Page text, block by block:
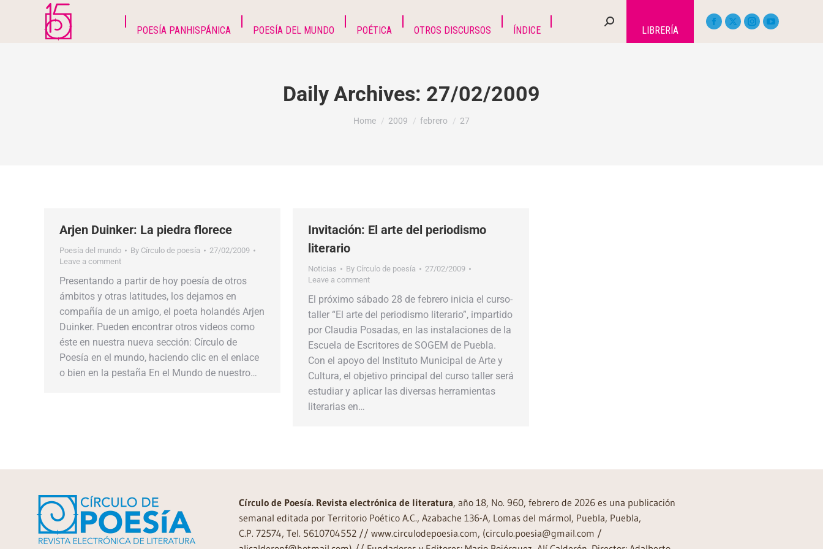
POESÍA PANHISPÁNICA POESÍA DEL MUNDO POÉTICA OTROS DISCURSOS ÍNDICE LIBRERÍA
Daily Archives: 27/02/2009
You are here:
Home 2009 febrero 27
Arjen Duinker: La piedra florece
Poesía del mundo By Círculo de poesía
27/02/2009
Leave a comment
Presentando a partir de hoy poesía de otros
ámbitos y otras latitudes, los dejamos en
compañía de un amigo, el poeta holandés Arjen
Duinker. Pueden encontrar otros videos como
éste en nuestra nueva sección: Círculo de
Poesía en el mundo, haciendo clic en el enlace
o bien en la pestaña En el Mundo de nuestro…
Invitación: El arte del periodismo
literario
Noticias By Círculo de poesía
27/02/2009
Leave a comment
El próximo sábado 28 de febrero inicia el curso-
taller “El arte del periodismo literario”, impartido
por Claudia Posadas, en las instalaciones de la
Escuela de Escritores de SOGEM de Puebla.
Con el apoyo del Instituto Municipal de Arte y
Cultura, el objetivo principal del curso taller será
estudiar y aplicar las diversas herramientas
literarias en…
Círculo de Poesía. Revista electrónica de literatura, año 18, No. 960, febrero de 2026 es una publicación
semanal editada por Territorio Poético A.C., Azabache 136-A, Lomas del mármol, Puebla, Puebla,
C.P. 72574, Tel. 5610704552 // www.circulodepoesia.com, (circulo.poesia@gmail.com /